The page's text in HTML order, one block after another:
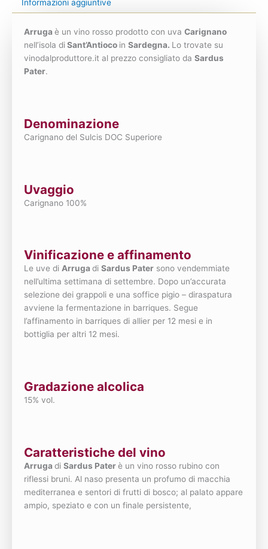
Informazioni aggiuntive
Arruga è un vino rosso prodotto con uva Carignano
nell’isola diSant’Antioco in Sardegna. Lo trovate su
vinodalproduttore.it al prezzo consigliato da Sardus
Pater.
Denominazione
Carignano del Sulcis DOC Superiore
Uvaggio
Carignano 100%
Vinificazione e affinamento
Le uve di Arruga di Sardus Pater sono vendemmiate
nell’ultima settimana di settembre. Dopo un’accurata
selezione dei grappoli e una soffice pigio – diraspatura
avviene la fermentazione in barriques. Segue
l’affinamento in barriques di allier per 12 mesi e in
bottiglia per altri 12 mesi.
Gradazione alcolica
15% vol.
Caratteristiche del vino
Arruga di Sardus Paterè un vino rosso rubino con
riflessi bruni. Al naso presenta un profumo di macchia
mediterranea e sentori di frutti di bosco; al palato appare
ampio, speziato e con un finale persistente,